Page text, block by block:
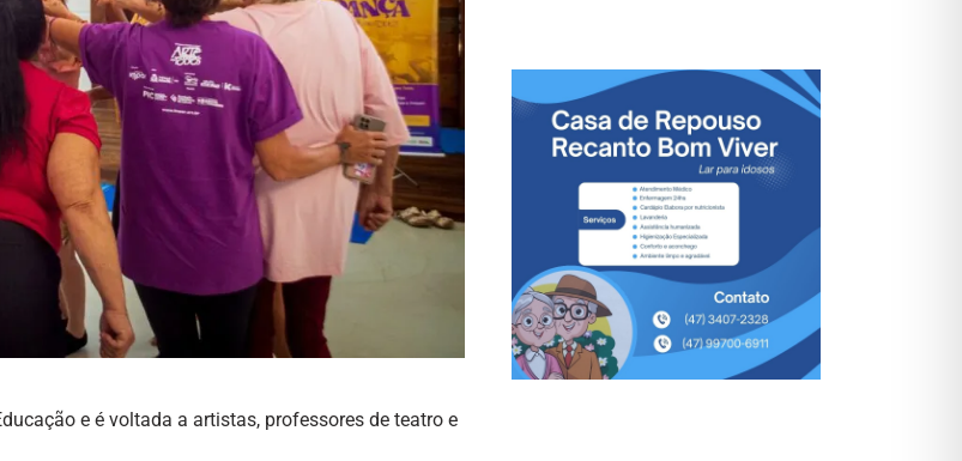
e é voltada a artistas, professores de teatro e